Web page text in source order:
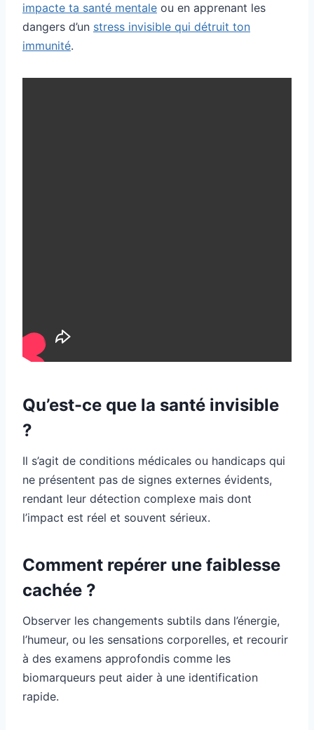
impacte ta santé mentale ou en apprenant les
dangers d’un stress invisible qui détruit ton
immunité.
Qu’est-ce que la santé invisible
?
Il s’agit de conditions médicales ou handicaps qui
ne présentent pas de signes externes évidents,
rendant leur détection complexe mais dont
l’impact est réel et souvent sérieux.
Comment repérer une faiblesse
cachée ?
Observer les changements subtils dans l’énergie,
l’humeur, ou les sensations corporelles, et recourir
à des examens approfondis comme les
biomarqueurs peut aider à une identification
rapide.